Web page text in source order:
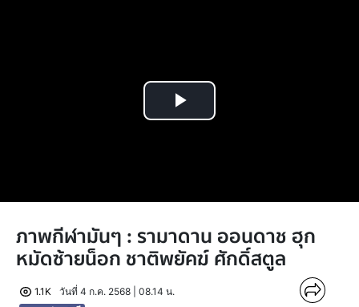
Play
ภาพกีฬามันๆ : รามาดาน ออนดาช ฮุก
หมัดซ้ายน็อก ชาติพยัคฆ์ ศักดิ์สตูล
1.1K
วันที่ 4 ก.ค. 2568 | 08.14 น.